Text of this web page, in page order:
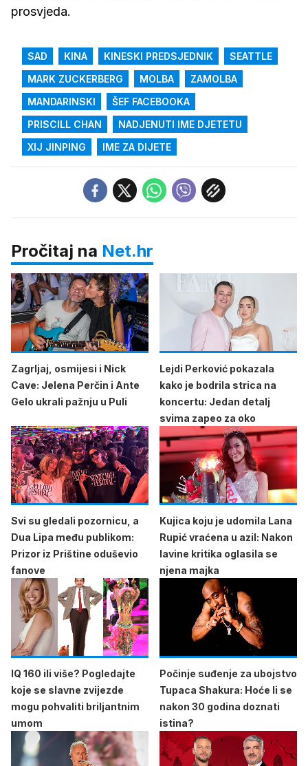
prosvjeda.
SAD KINA KINESKI PREDSJEDNIK
SEATTLE
MARK ZUCKERBERG
MOLBA
ZAMOLBA
MANDARINSKI
ŠEF FACEBOOKA
PRISCILL CHAN
NADJENUTI IME DJETETU
XIJ JINPING
IME ZA DIJETE
Pročitaj na Net.hr
Zagrljaj, osmijesi i Nick
Cave: Jelena Perčin i Ante
Gelo ukrali pažnju u Puli
Lejdi Perković pokazala
kako je bodrila strica na
koncertu: Jedan detalj
svima zapeo za oko
Svi su gledali pozornicu, a
Dua Lipa među publikom:
Prizor iz Prištine oduševio
fanove
Kujica koju je udomila Lana
Rupić vraćena u azil: Nakon
lavine kritika oglasila se
njena majka
IQ 160 ili više? Pogledajte
koje se slavne zvijezde
mogu pohvaliti briljantnim
umom
Počinje suđenje za ubojstvo
Tupaca Shakura: Hoće li se
nakon 30 godina doznati
istina?